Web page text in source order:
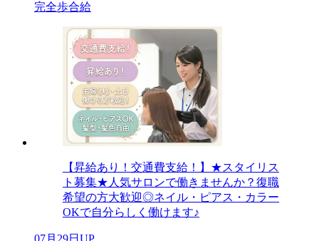
完全歩合給
【昇給あり！交通費支給！】★スタイリス
ト募集★人気サロンで働きませんか？復職
希望の方大歓迎◎ネイル・ピアス・カラー
OKで自分らしく働けます♪